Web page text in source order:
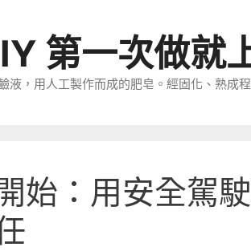
第一次做就
液，用人工製作而成的肥皂。經固化、熟成
始：用安全駕